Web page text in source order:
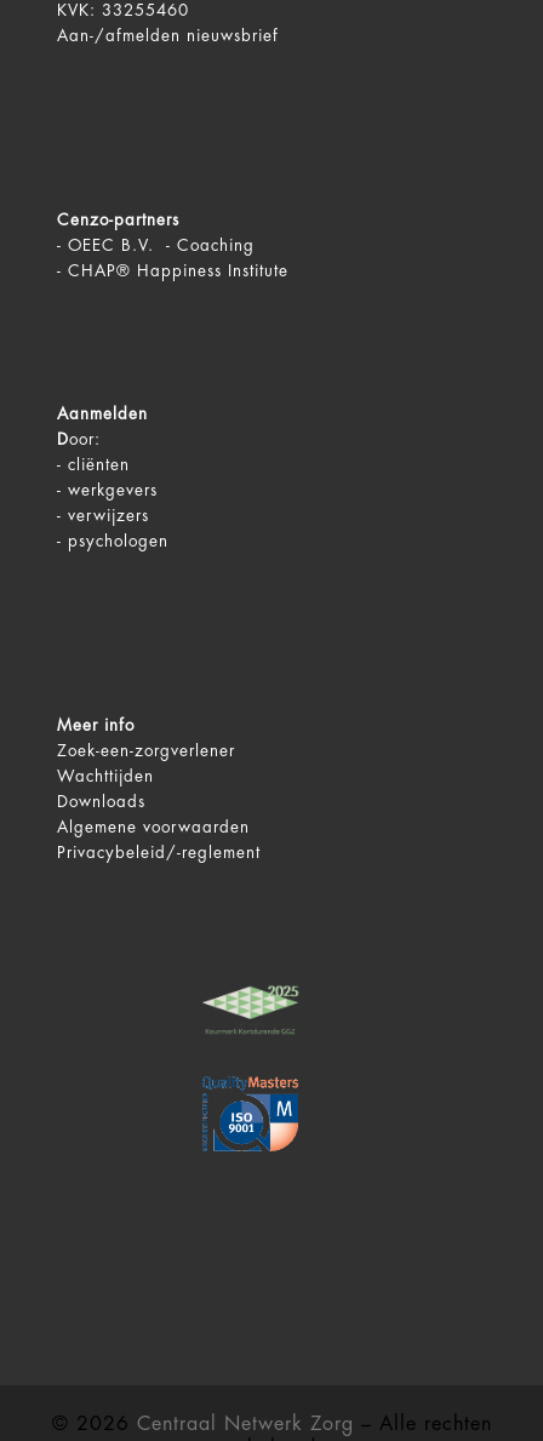
KVK: 33255460
Aan-/afmelden
nieuwsbrief
Cenzo-partners
- OEEC B.V. - Coaching
- CHAP® Happiness Institute
Aanmelden
Door:
- cliënten
- werkgevers
- verwijzers
- psychologen
Meer info
Zoek-een-zorgverlener
Wachttijden
Downloads
Algemene voorwaarden
Privacybeleid/-reglement
© 2026 Centraal Netwerk Zorg – Alle rechten